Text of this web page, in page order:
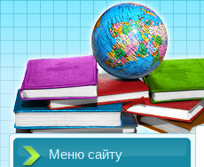
Меню сайту